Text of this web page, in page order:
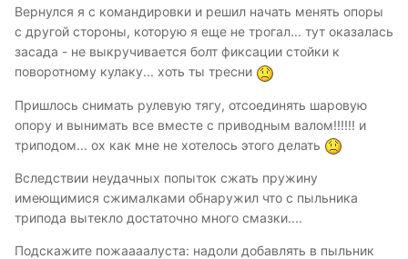
Вернулся я с командировки и решил начать менять опоры
с другой стороны, которую я еще не трогал... тут оказалась
засада - не выкручивается болт фиксации стойки к
поворотному кулаку... хоть ты тресни
Пришлось снимать рулевую тягу, отсоединять шаровую
опору и вынимать все вместе с приводным валом!!!!!! и
триподом... ох как мне не хотелось этого делать
Вследствии неудачных попыток сжать пружину
имеющимися сжималками обнаружил что с пыльника
трипода вытекло достаточно много смазки....
Подскажите пожаааалуста: надоли добавлять в пыльник